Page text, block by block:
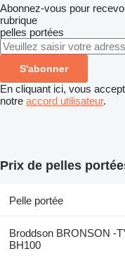
Abonnez-vous pour
rubrique
pelles portées
S'abonner
En cliquant ici, vous
notre accord utilisateur.
Prix de pelles
Pelle portée
Broddson BRONSON -
BH100